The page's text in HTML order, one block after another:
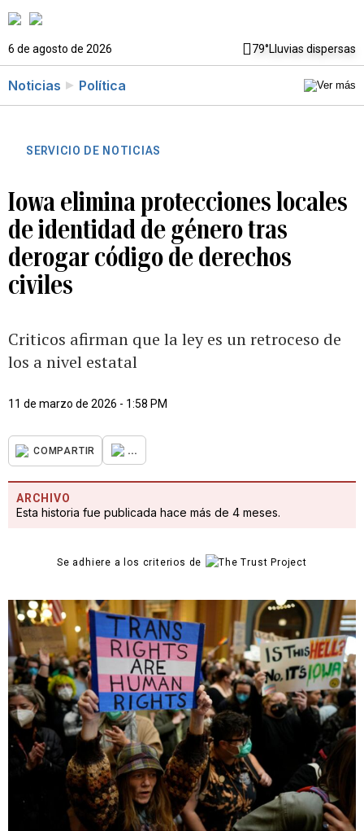
6 de agosto de 2026 79°Lluvias dispersas
Noticias Política
SERVICIO DE NOTICIAS
Iowa elimina protecciones locales
de identidad de género tras
derogar código de derechos
civiles
Criticos afirman que la ley es un retroceso de
los a nivel estatal
11 de marzo de 2026 - 1:58 PM
COMPARTIR ...
ARCHIVO
Esta historia fue publicada hace más de 4 meses.
Se adhiere a los criterios de